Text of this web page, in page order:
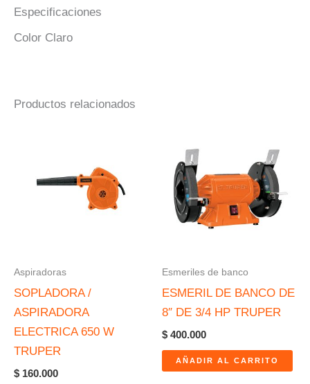
Especificaciones
Color Claro
Productos relacionados
Aspiradoras
SOPLADORA /
ASPIRADORA
ELECTRICA 650 W
TRUPER
$ 160.000
Esmeriles de banco
ESMERIL DE BANCO DE
8″ DE 3/4 HP TRUPER
$ 400.000
AÑADIR AL CARRITO